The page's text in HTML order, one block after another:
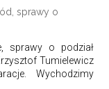
sprawy o
sprawy o podział
Tumielewicz
Wychodzimy